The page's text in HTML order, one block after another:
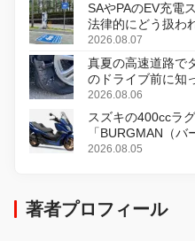
SAやPAのEV充電
法律的にどう扱わ
2026.08.07
真夏の高速道路で
のドライブ前に知
2026.08.06
スズキの400ccラ
「BURGMAN（バ
変更し、8月18日に
2026.08.05
著者プロフィール